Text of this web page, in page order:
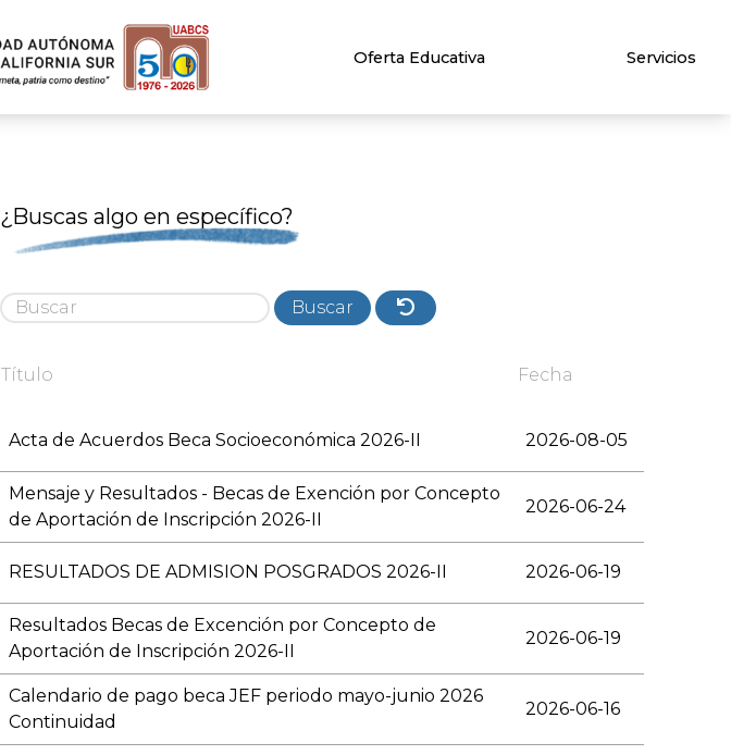
Oferta Educativa Servicios
¿Buscas algo en específico?
Buscar
Título Fecha
Acta de Acuerdos Beca Socioeconómica 2026-II 2026-08-05
Mensaje y Resultados - Becas de Exención por Concepto
de Aportación de Inscripción 2026-II
2026-06-24
RESULTADOS DE ADMISION POSGRADOS 2026-II 2026-06-19
Resultados Becas de Excención por Concepto de
Aportación de Inscripción 2026-II
2026-06-19
Calendario de pago beca JEF periodo mayo-junio 2026
Continuidad
2026-06-16